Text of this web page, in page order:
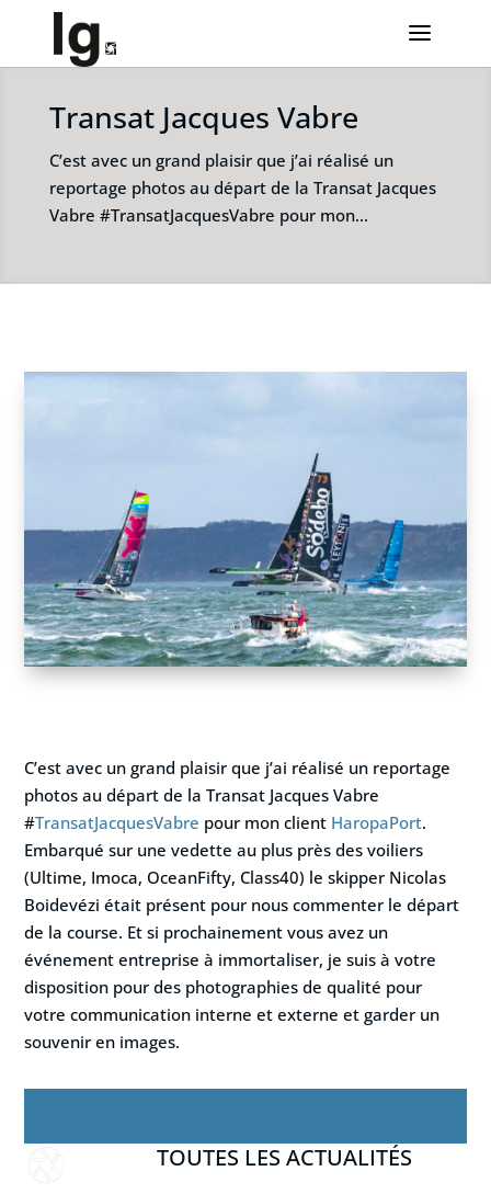
Transat Jacques Vabre
C’est avec un grand plaisir que j’ai réalisé un
reportage photos au départ de la Transat Jacques
Vabre #TransatJacquesVabre pour mon…
C’est avec un grand plaisir que j’ai réalisé un reportage
photos au départ de la Transat Jacques Vabre
#TransatJacquesVabre pour mon client HaropaPort.
Embarqué sur une vedette au plus près des voiliers
(Ultime, Imoca, OceanFifty, Class40) le skipper Nicolas
Boidevézi était présent pour nous commenter le départ
de la course. Et si prochainement vous avez un
événement entreprise à immortaliser, je suis à votre
disposition pour des photographies de qualité pour
votre communication interne et externe et garder un
souvenir en images.
TOUTES LES ACTUALITÉS